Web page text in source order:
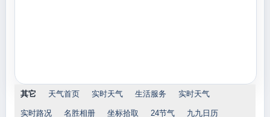
其它 天气首页 实时天气 生活服务 实时天气
实时路况 名胜相册 坐标拾取 24节气 九九日历